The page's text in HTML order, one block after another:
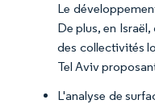
Le
De plus, en
des collectivités
Tel Aviv
L'analyse de